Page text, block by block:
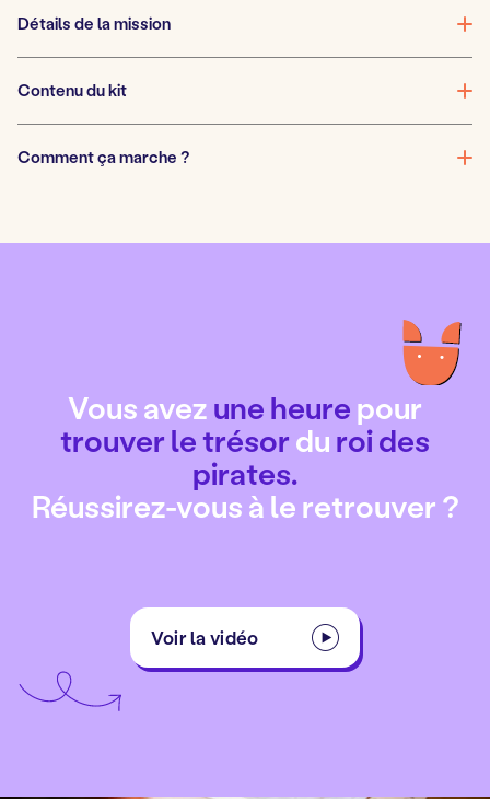
Détails de la mission
Contenu du kit
Comment ça marche ?
Vous avezune heurepour
trouver le trésorduroi des
pirates.
Réussirez-vous à le retrouver ?
Voir la vidéo